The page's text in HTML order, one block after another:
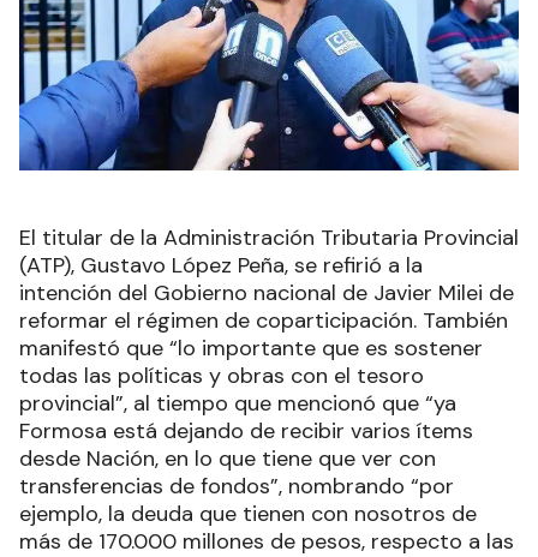
El titular de la Administración Tributaria Provincial
(ATP), Gustavo López Peña, se refirió a la
intención del Gobierno nacional de Javier Milei de
reformar el régimen de coparticipación. También
manifestó que “lo importante que es sostener
todas las políticas y obras con el tesoro
provincial”, al tiempo que mencionó que “ya
Formosa está dejando de recibir varios ítems
desde Nación, en lo que tiene que ver con
transferencias de fondos”, nombrando “por
ejemplo, la deuda que tienen con nosotros de
más de 170.000 millones de pesos, respecto a las